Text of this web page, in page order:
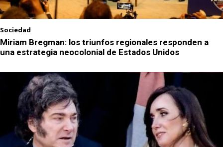
Sociedad
Miriam Bregman: los triunfos regionales responden a
una estrategia neocolonial de Estados Unidos